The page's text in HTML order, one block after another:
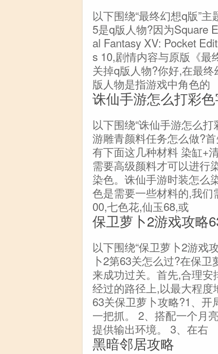
以下围绕“最终幻想q版”
5是q版人物?因为Square
al Fantasy XV: Pocket
s 10,剧情内容与原版《最
关掉q版人物?你好,在最
版人物是指游戏中角色的
诛仙手游怎么打彩
以下围绕“诛仙手游怎么
游雕青颜料任务怎么做?
有下面这几种材料 染缸+
需要高级颜料才可以进行
染色。诛仙手游时装怎么
色是需要一些材料的,我
00,七色花,仙玉68,或
保卫萝卜2游戏攻略
以下围绕“保卫萝卜2游戏
卜2第63关怎么过?在保
来成功过关。首先,合理
经过的路径上,以最大程
63关保卫萝卜攻略?1、
一把抓。 2、搭配一个月
提供输出环境。 3、在右
黑暗邻居攻略